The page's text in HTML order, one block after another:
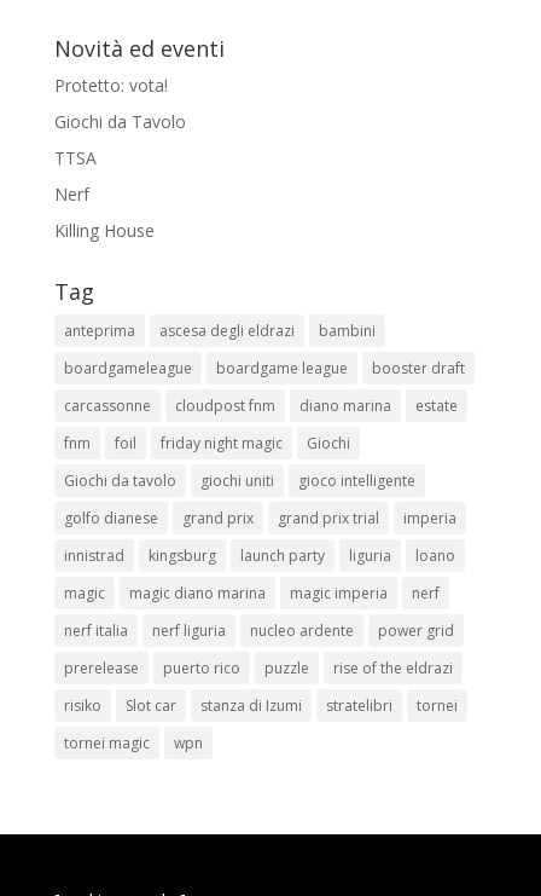
Novità ed eventi
Protetto: vota!
Giochi da Tavolo
TTSA
Nerf
Killing House
Tag
anteprima ascesa degli eldrazi
bambini
boardgameleague
boardgame league
booster draft
carcassonne
cloudpost fnm diano marina
estate
fnm
foil friday night magic
Giochi
Giochi da tavolo
giochi uniti
gioco intelligente
golfo dianese
grand prix grand prix trial
imperia
innistrad
kingsburg launch party liguria
loano
magic
magic diano marina magic imperia
nerf
nerf italia
nerf liguria nucleo ardente
power grid
prerelease
puerto rico puzzle
rise of the eldrazi
risiko
Slot car stanza di Izumi stratelibri
tornei
tornei magic
wpn